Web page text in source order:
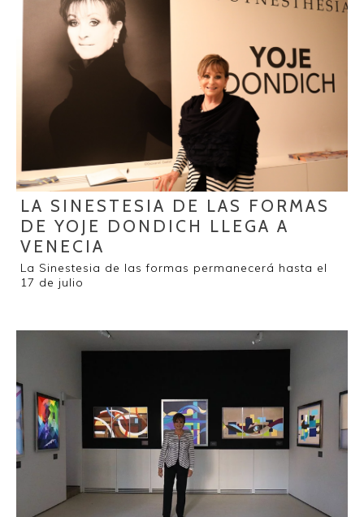
LA SINESTESIA DE LAS FORMAS
DE YOJE DONDICH LLEGA A
VENECIA
La Sinestesia de las formas permanecerá hasta el
17 de julio